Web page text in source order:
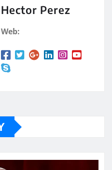
Hector Perez
Web: